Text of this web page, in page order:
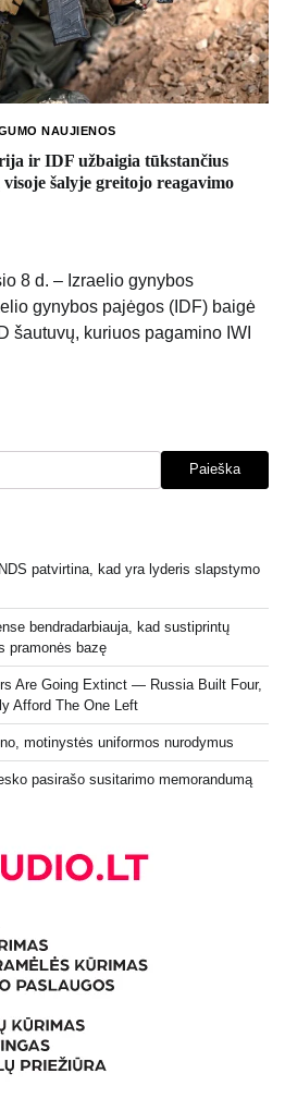
NAUJIENOS
ir IDF užbaigia tūkstančius
šalyje greitojo reagavimo
8 d. – Izraelio gynybos
gynybos pajėgos (IDF) baigė
šautuvų, kuriuos pagamino IWI
Paieška
patvirtina, kad yra lyderis slapstymo
bendradarbiauja, kad sustiprintų
pramonės bazę
Are Going Extinct — Russia Built Four,
Afford The One Left
motinystės uniformos nurodymus
pasirašo susitarimo memorandumą